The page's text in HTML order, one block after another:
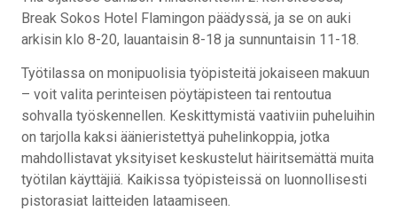
Break Sokos Hotel Flamingon päädyssä, ja se on auki
arkisin klo 8-20, lauantaisin 8-18 ja sunnuntaisin 11-18.
Työtilassa on monipuolisia työpisteitä jokaiseen makuun
– voit valita perinteisen pöytäpisteen tai rentoutua
sohvalla työskennellen. Keskittymistä vaativiin puheluihin
on tarjolla kaksi äänieristettyä puhelinkoppia, jotka
mahdollistavat yksityiset keskustelut häiritsemättä muita
työtilan käyttäjiä. Kaikissa työpisteissä on luonnollisesti
pistorasiat laitteiden lataamiseen.